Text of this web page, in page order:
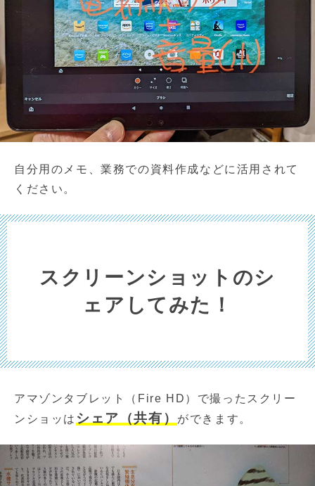
自分用のメモ、業務での資料作成などに活用されて
ください。
スクリーンショットのシ
ェアしてみた！
アマゾンタブレット（Fire HD）で撮ったスクリー
ンショッは シェア（共有） ができます。